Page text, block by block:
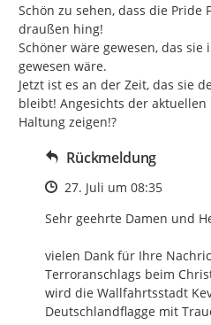
Schön zu sehen, dass die Pride
draußen hing!
Schöner wäre gewesen, das
gewesen wäre.
Jetzt ist es an der Zeit, das sie
bleibt! Angesichts der aktuellen
Haltung zeigen!?
Rückmeldung
Zeitpunkt des Erstellens
27. Juli um 08:35
Sehr geehrte Damen und
vielen Dank für Ihre
Terroranschlags beim
wird die Wallfahrtsstadt
Deutschlandflagge mit